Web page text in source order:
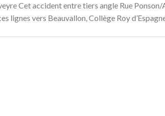
Cet accident entre tiers angle Rue Ponson/
lignes vers Beauvallon, Collège Roy